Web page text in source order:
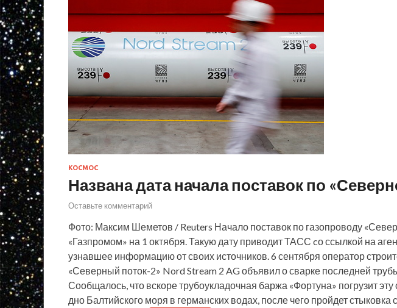
КОСМОС
Названа дата начала поставок по
Оставьте комментарий
Фото: Максим Шеметов / Reuters Начало поставок по газопроводу
«Газпромом» на 1 октября. Такую дату приводит ТАСС cо ссылкой на
узнавшее информацию от своих источников. 6 сентября оператор
«Северный поток-2» Nord Stream 2 AG объявил о сварке последней
Сообщалось, что вскоре трубоукладочная баржа «Фортуна» погрузит эту
дно Балтийского моря в германских водах, после чего пройдет стыковка